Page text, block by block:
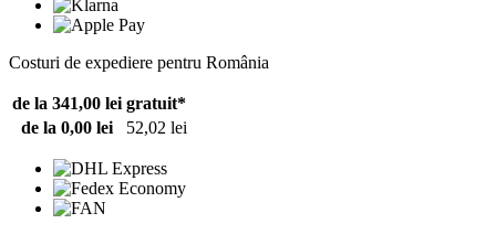
Costuri de expediere pentru România
de la 341,00 lei gratuit*
de la 0,00 lei
52,02 lei